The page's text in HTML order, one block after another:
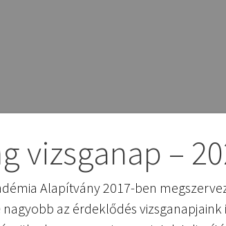
vizsganap –
Alapítvány 2017-ben
az érdeklődés vizsganapjaink